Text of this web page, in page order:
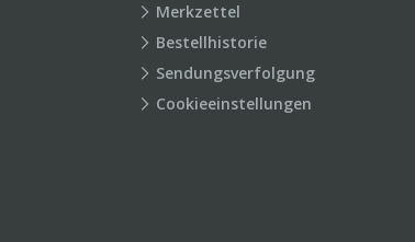
Merkzettel
Bestellhistorie
Sendungsverfolgung
Cookieeinstellungen